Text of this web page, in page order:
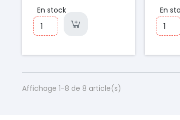
En stock En
Affichage 1-8 de 8 article(s)